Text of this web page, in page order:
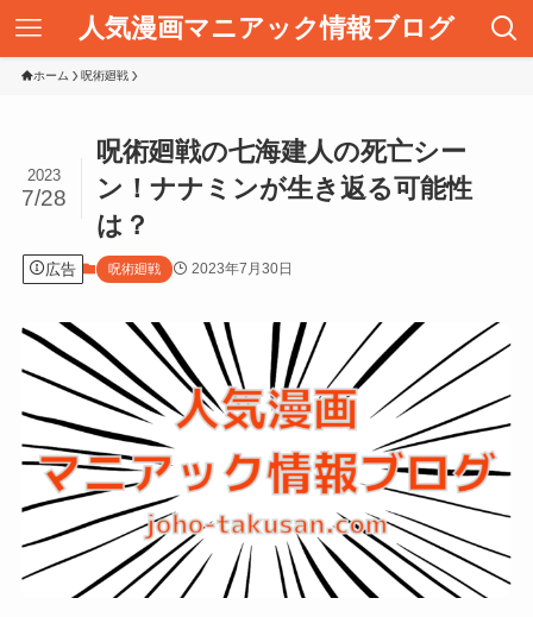
人気漫画マニアック情報ブログ
ホーム 呪術廻戦
呪術廻戦の七海建人の死亡シー
ン！ナナミンが生き返る可能性
は？
2023
7/28
広告 呪術廻戦 2023年7月30日